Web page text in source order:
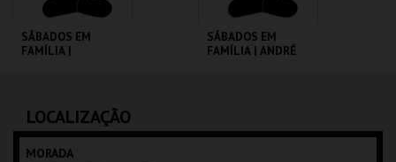
SÁBADOS EM
FAMÍLIA |
MAIS INFO
SÁBADOS EM
FAMÍLIA | ANDRÉ
LOCALIZAÇÃO
MORADA